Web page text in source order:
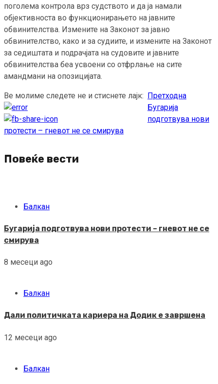
поголема контрола врз судството и да ја намали
објективноста во функционирањето на јавните
обвинителства. Измените на Законот за јавно
обвинителство, како и за судиите, и измените на Законот
за седиштата и подрачјата на судовите и јавните
обвинителства беа усвоени со отфрлање на сите
амандмани на опозицијата.
Ве молиме следете не и стиснете лајк:
Continue
Reading
Претходна
Бугарија
подготвува нови
протести – гневот не се смирува
Повеќе вести
Балкан
Бугарија подготвува нови протести – гневот не се
смирува
8 месеци ago
Балкан
Дали политичката кариера на Додик е завршена
12 месеци ago
Балкан